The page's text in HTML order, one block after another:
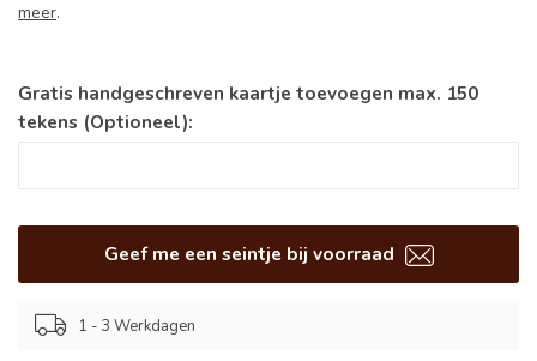
meer.
Gratis handgeschreven kaartje toevoegen max. 150
tekens (Optioneel):
Geef me een seintje bij voorraad
1 - 3 Werkdagen